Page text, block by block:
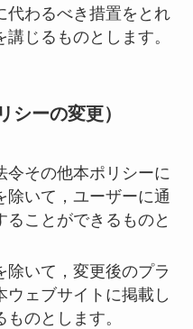
代わるべき措置をとれ
じるものとします。
シーの変更）
令その他本ポリシーに
除いて，ユーザーに通
ことができるものと
除いて，変更後のプラ
ウェブサイトに掲載し
のとします。